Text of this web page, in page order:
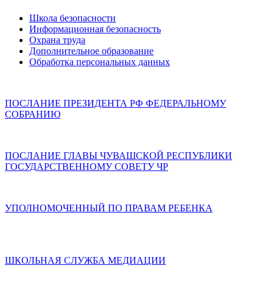
Школа безопасности
Информационная безопасность
Охрана труда
Дополнительное образование
Обработка персональных данных
ПОСЛАНИЕ ПРЕЗИДЕНТА РФ ФЕДЕРАЛЬНОМУ
СОБРАНИЮ
ПОСЛАНИЕ ГЛАВЫ ЧУВАШСКОЙ РЕСПУБЛИКИ
ГОСУДАРСТВЕННОМУ СОВЕТУ ЧР
УПОЛНОМОЧЕННЫЙ ПО ПРАВАМ РЕБЕНКА
ШКОЛЬНАЯ СЛУЖБА МЕДИАЦИИ